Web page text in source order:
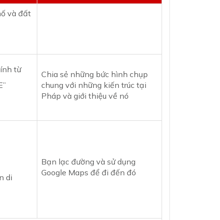
và đất
từ
Chia sẻ những bức hình chụp
chung với những kiến trúc tại
Pháp và giới thiệu về nó
di
Bạn lạc đường và sử dụng
Google Maps để đi đến đó